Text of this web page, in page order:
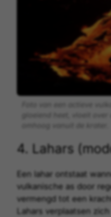
4. Lahars
Een lahar ontstaat
vulkanische as door
vermengd tot een
Lahars verplaatsen